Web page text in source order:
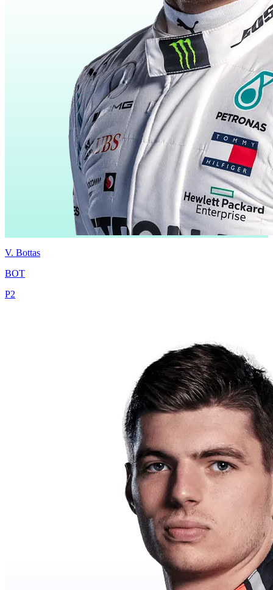
V. Bottas
BOT
P2